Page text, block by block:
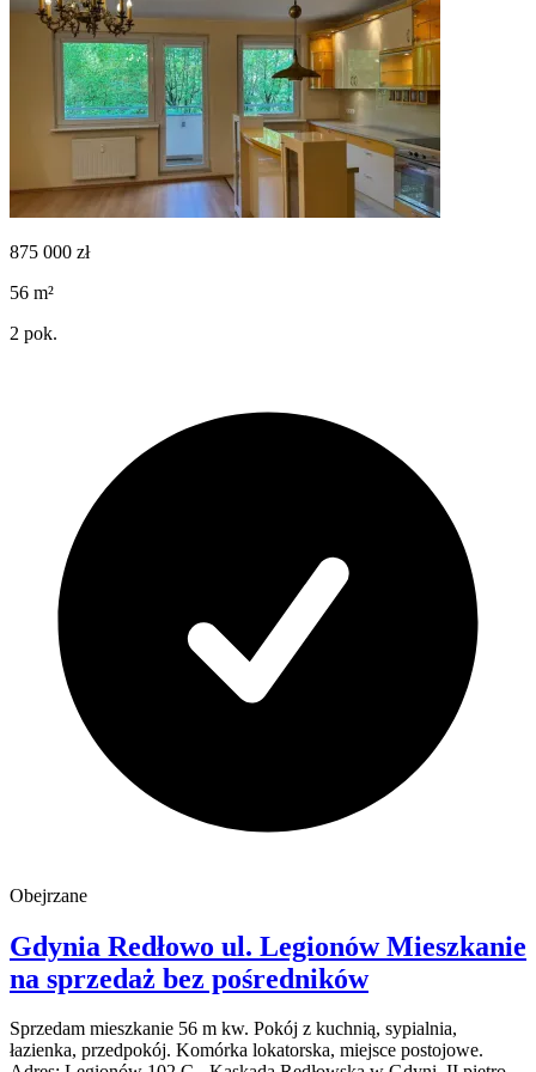
875 000 zł
56 m²
2 pok.
Obejrzane
Gdynia Redłowo ul. Legionów Mieszkanie
na sprzedaż bez pośredników
Sprzedam mieszkanie 56 m kw. Pokój z kuchnią, sypialnia,
łazienka, przedpokój. Komórka lokatorska, miejsce postojowe.